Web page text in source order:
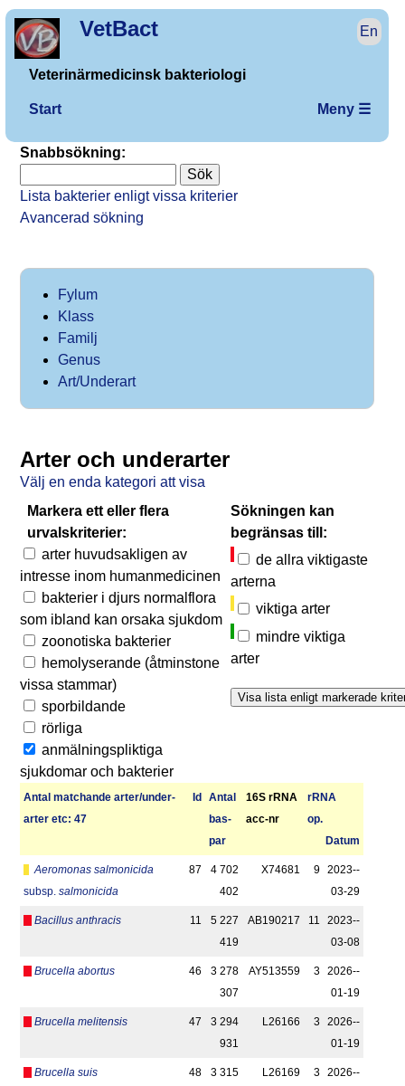
VetBact En
Veterinärmedicinsk bakteriologi
Start Meny ☰
Snabbsökning:
Lista bakterier enligt vissa kriterier
Avancerad sökning
Fylum
Klass
Familj
Genus
Art/Underart
Arter och underarter
Välj en enda kategori att visa
Sökningen kan
begränsas till:
de allra viktigaste
arterna
viktiga arter
mindre viktiga
arter
Markera ett eller flera
urvalskriterier:
arter huvudsakligen av
intresse inom humanmedicinen
bakterier i djurs normalflora
som ibland kan orsaka sjukdom
zoonotiska bakterier
hemolyserande (åtminstone
vissa stammar)
sporbildande
rörliga
anmälningspliktiga
sjukdomar och bakterier
Antal matchan­de arter/­under­
arter etc: 47
Id
Antal
bas­
par
16S rRNA
acc-nr
r­RNA
op.
Datum
Aeromonas salmonicida
subsp. salmonicida
87
4 702
402
X74681 9
2023-­
03-29
Bacillus anthracis 11
5 227
419
AB190217 11
2023-­
03-08
Brucella abortus 46
3 278
307
AY513559 3
2026-­
01-19
Brucella melitensis 47
3 294
931
L26166 3
2026-­
01-19
Brucella suis 48
3 315
L26169 3
2026-­